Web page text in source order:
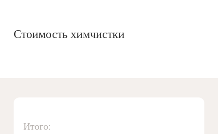
Стоимость химчистки
Итого: